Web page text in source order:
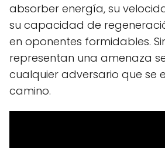
absorber energía, su
su capacidad de
en oponentes formidables.
representan una amenaza
cualquier adversario que se
camino.